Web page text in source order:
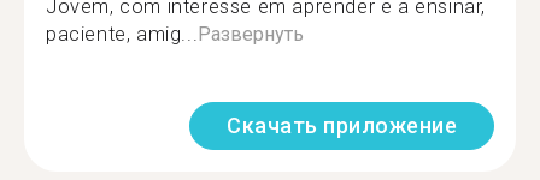
Jovem, com interesse em aprender e a ensinar,
paciente, amig... Развернуть
Скачать приложение